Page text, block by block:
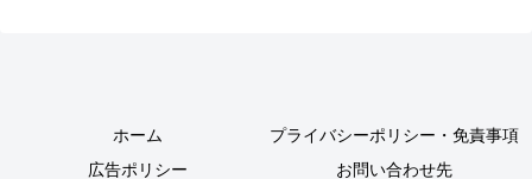
ホーム
プライバシーポリシー・免責事項
広告ポリシー
お問い合わせ先